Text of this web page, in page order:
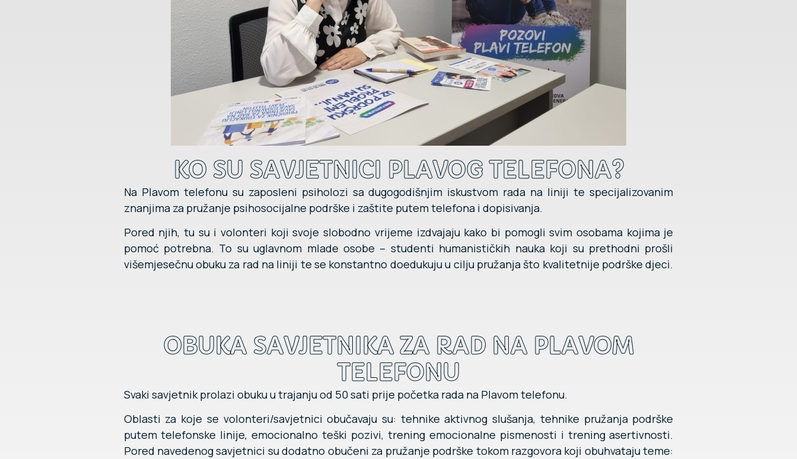
KO SU SAVJETNICI PLAVOG TELEFONA?
Na Plavom telefonu su zaposleni psiholozi sa dugogodišnjim iskustvom rada na liniji te specijalizovanim
znanjima za pružanje psihosocijalne podrške i zaštite putem telefona i dopisivanja.
Pored njih, tu su i volonteri koji svoje slobodno vrijeme izdvajaju kako bi pomogli svim osobama kojima je
pomoć potrebna. To su uglavnom mlade osobe – studenti humanističkih nauka koji su prethodni prošli
višemjesečnu obuku za rad na liniji te se konstantno doedukuju u cilju pružanja što kvalitetnije podrške djeci.
OBUKA SAVJETNIKA ZA RAD NA PLAVOM
TELEFONU
Svaki savjetnik prolazi obuku u trajanju od 50 sati prije početka rada na Plavom telefonu.
Oblasti za koje se volonteri/savjetnici obučavaju su: tehnike aktivnog slušanja, tehnike pružanja podrške
putem telefonske linije, emocionalno teški pozivi, trening emocionalne pismenosti i trening asertivnosti.
Pored navedenog savjetnici su dodatno obučeni za pružanje podrške tokom razgovora koji obuhvataju teme: